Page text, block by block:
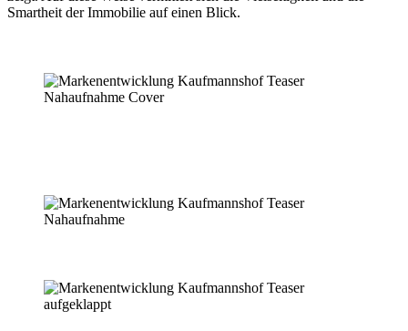
Smartheit der Immobilie auf einen Blick.